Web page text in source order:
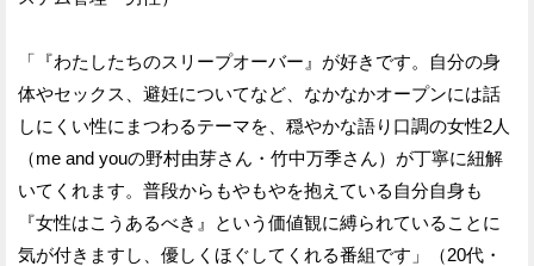
「『わたしたちのスリープオーバー』が好きです。自分の身
体やセックス、避妊についてなど、なかなかオープンには話
しにくい性にまつわるテーマを、穏やかな語り口調の女性2人
（me and youの野村由芽さん・竹中万季さん）が丁寧に紐解
いてくれます。普段からもやもやを抱えている自分自身も
『女性はこうあるべき』という価値観に縛られていることに
気が付きますし、優しくほぐしてくれる番組です」（20代・